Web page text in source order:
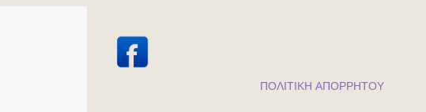
ΠΟΛΙΤΙΚΗ ΑΠΟΡΡΗΤΟΥ